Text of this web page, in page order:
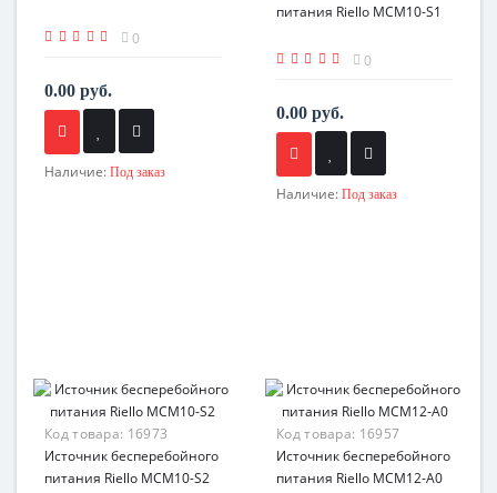
0
0.00 руб.
Наличие: Под заказ
питания Riello MCM10-S1
0
0.00 руб.
Наличие: Под заказ
Код товара: 16973
Источник бесперебойного
питания Riello MCM10-S2
Код товара: 16957
Источник бесперебойного
питания Riello MCM12-A0